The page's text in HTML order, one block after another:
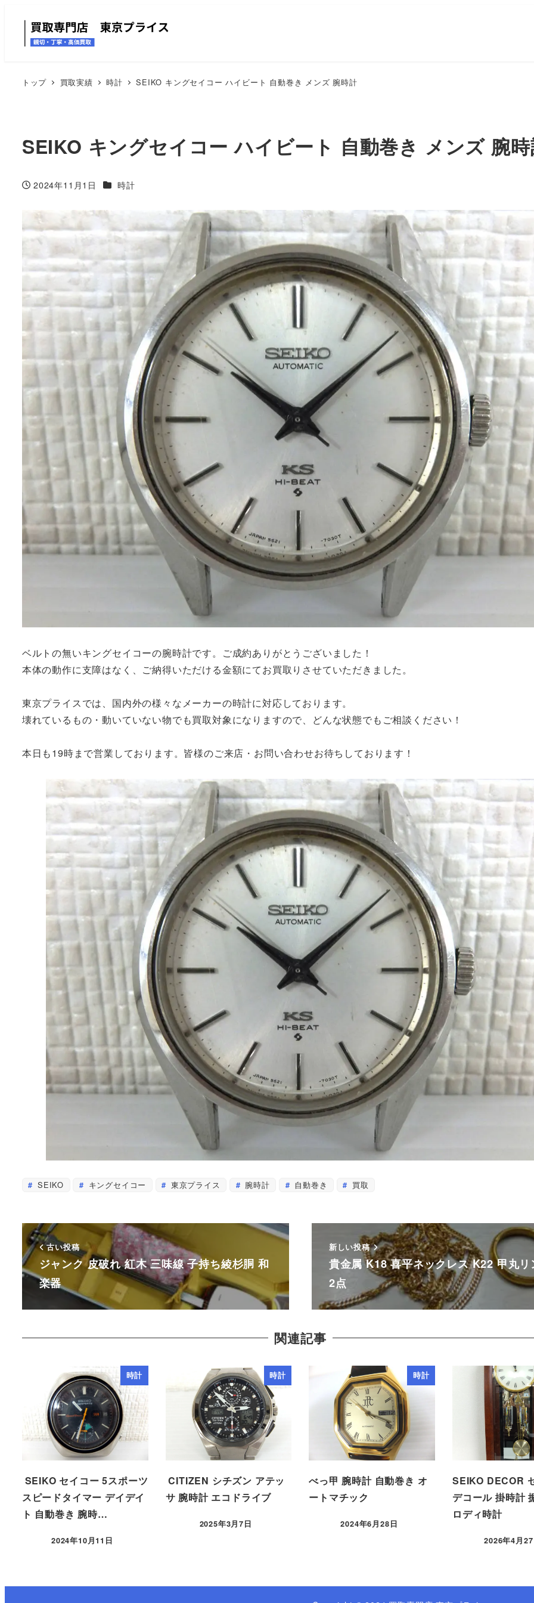
トップ 買取実績 時計 SEIKO キングセイコー ハイビート 自動巻き メンズ 腕時計
SEIKO キングセイコー ハイビート 自動巻き メンズ 腕
投稿日
2024年11月1日 カテゴリー
時計
ベルトの無いキングセイコーの腕時計です。ご成約ありがとうございました！
本体の動作に支障はなく、ご納得いただける金額にてお買取りさせていただきました。
東京プライスでは、国内外の様々なメーカーの時計に対応しております。
壊れているもの・動いていない物でも買取対象になりますので、どんな状態でもご相談ください！
本日も19時まで営業しております。皆様のご来店・お問い合わせお待ちしております！
SEIKO キングセイコー 東京プライス 腕時計 自動巻き 買取
古い投稿
ジャンク 皮破れ 紅木 三味線 子持ち綾杉胴 和
楽器
新しい投稿
貴金属 K18 喜平ネックレス K22 甲丸リ
2点
関連記事
時計
SEIKO セイコー 5スポーツ
スピードタイマー デイデイ
ト 自動巻き 腕時…
2024年10月11日
時計
CITIZEN シチズン アテッ
サ 腕時計 エコドライブ
2025年3月7日
時計
べっ甲 腕時計 自動巻き オ
ートマチック
2024年6月28日
SEIKO DECOR
デコール 掛時計
ロディ時計
2026年4月